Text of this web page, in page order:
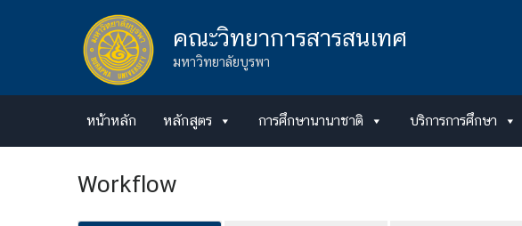
คณะวิทยาการสารสนเทศ
มหาวิทยาลัยบูรพา
หน้าหลัก หลักสูตร การศึกษานานาชาติ บริการการศึกษา
Workflow